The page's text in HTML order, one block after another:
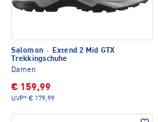
Salomon ·
Extend 2 Mid GTX
Trekkingschuhe
Damen
€ 159,99
UVP* € 179,99